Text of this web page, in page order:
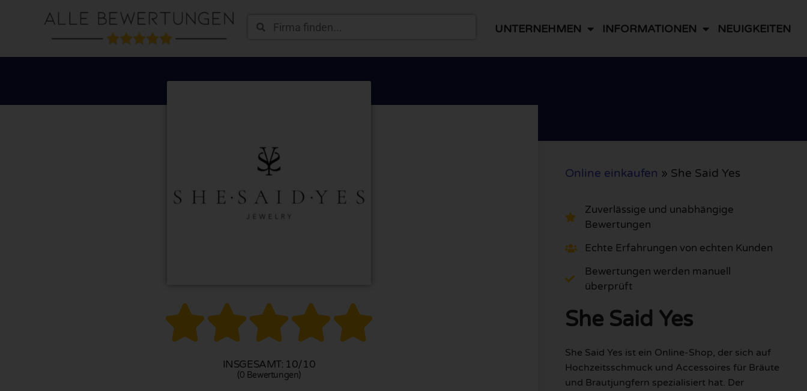
UNTERNEHMEN INFORMATIONEN NEUIGKEITEN

INSGESAMT: 10/10
(0 Bewertungen)
Online einkaufen » She Said Yes
Zuverlässige und unabhängige
Bewertungen
Echte Erfahrungen von echten Kunden
Bewertungen werden manuell
überprüft
She Said Yes
She Said Yes ist ein Online-Shop, der sich auf
Hochzeitsschmuck und Accessoires für Bräute
und Brautjungfern spezialisiert hat. Der